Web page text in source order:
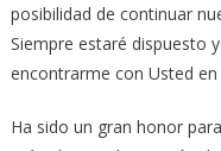
posibilidad de continuar
Siempre estaré dispuesto
encontrarme con Usted en
Ha sido un gran honor